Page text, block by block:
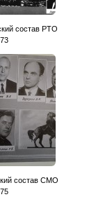
состав РТО
состав CМО